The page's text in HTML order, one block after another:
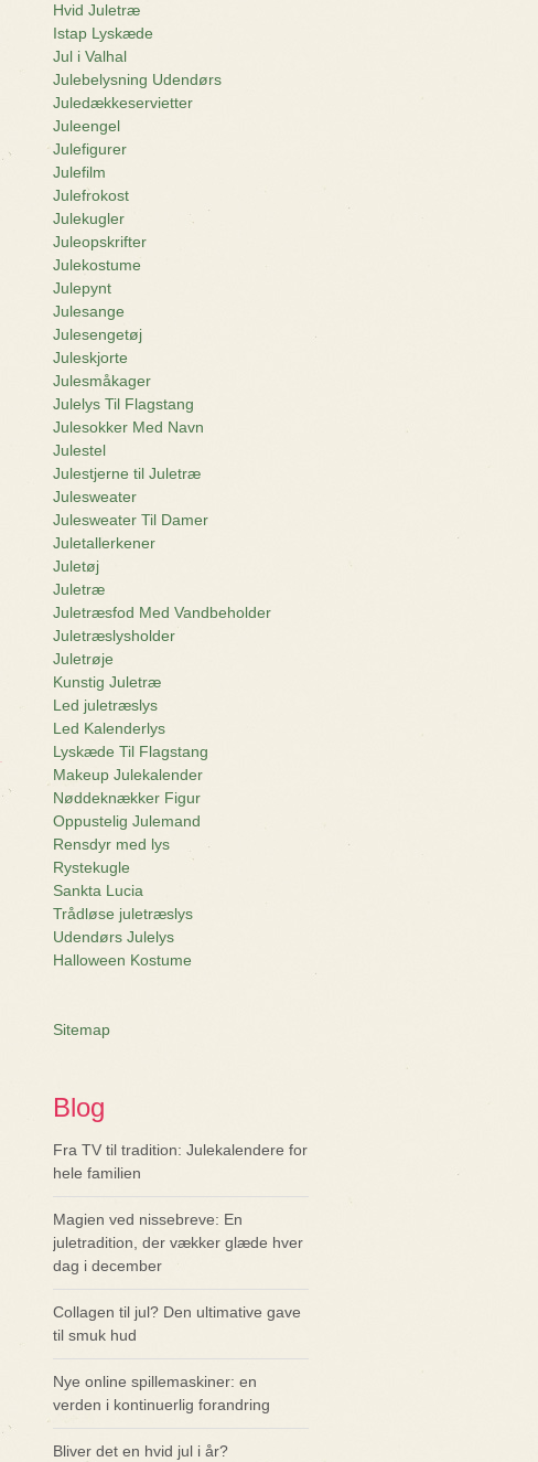
Hvid Juletræ
Istap Lyskæde
Jul i Valhal
Julebelysning Udendørs
Juledækkeservietter
Juleengel
Julefigurer
Julefilm
Julefrokost
Julekugler
Juleopskrifter
Julekostume
Julepynt
Julesange
Julesengetøj
Juleskjorte
Julesmåkager
Julelys Til Flagstang
Julesokker Med Navn
Julestel
Julestjerne til Juletræ
Julesweater
Julesweater Til Damer
Juletallerkener
Juletøj
Juletræ
Juletræsfod Med Vandbeholder
Juletræslysholder
Juletrøje
Kunstig Juletræ
Led juletræslys
Led Kalenderlys
Lyskæde Til Flagstang
Makeup Julekalender
Nøddeknækker Figur
Oppustelig Julemand
Rensdyr med lys
Rystekugle
Sankta Lucia
Trådløse juletræslys
Udendørs Julelys
Halloween Kostume
Sitemap
Blog
Fra TV til tradition: Julekalendere for
hele familien
Magien ved nissebreve: En
juletradition, der vækker glæde hver
dag i december
Collagen til jul? Den ultimative gave
til smuk hud
Nye online spillemaskiner: en
verden i kontinuerlig forandring
Bliver det en hvid jul i år?